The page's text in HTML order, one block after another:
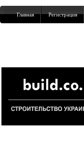
Главная Регистрация